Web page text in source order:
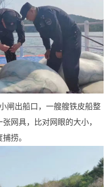
闸出船口，一艘艘铁皮船整
网具，比对网眼的大小，
捞。